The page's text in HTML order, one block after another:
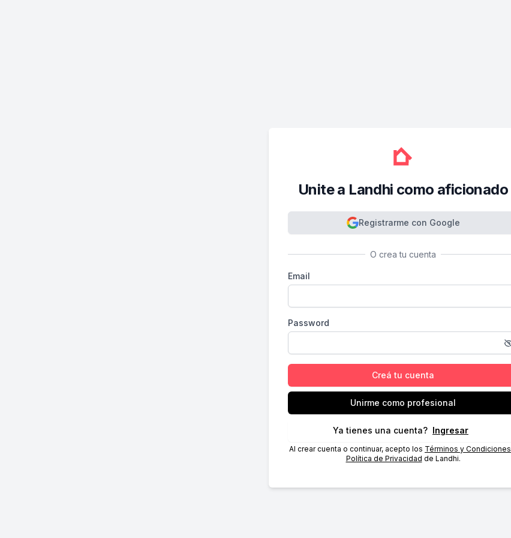
Unite a Landhi como aficionado
Registrarme con Google
O crea tu cuenta
Email
Password
Creá tu cuenta
Unirme como profesional
Ya tienes una cuenta? Ingresar
Al crear cuenta o continuar, acepto los Términos y Condiciones
Política de Privacidad de Landhi.